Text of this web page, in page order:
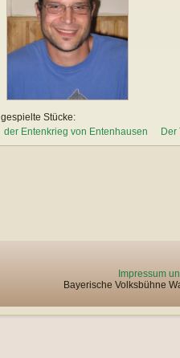
gespielte Stücke:
der Entenkrieg von Entenhausen
Der
Impressum
Bayerische Volksbühne